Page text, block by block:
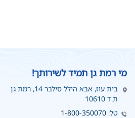
מי רמת גן תמיד לשירותך!
בית עוז, אבא הילל סילבר 14, רמת גן
ת.ד 10610
טל: 1-800-350070